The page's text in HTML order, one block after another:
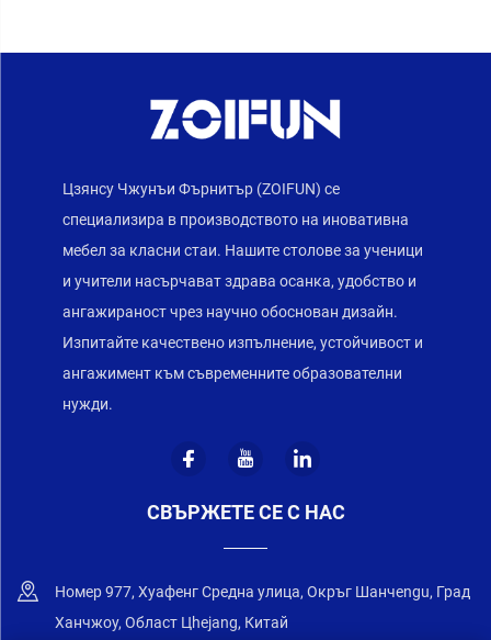
Цзянсу Чжунъи Фърнитър (ZOIFUN) се
специализира в производството на иновативна
мебел за класни стаи. Нашите столове за ученици
и учители насърчават здрава осанка, удобство и
ангажираност чрез научно обоснован дизайн.
Изпитайте качествено изпълнение, устойчивост и
ангажимент към съвременните образователни
нужди.
СВЪРЖЕТЕ СЕ С НАС
Номер 977, Хуафенг Средна улица, Окръг Шанчengu, Град
Ханчжоу, Област Цhejang, Китай